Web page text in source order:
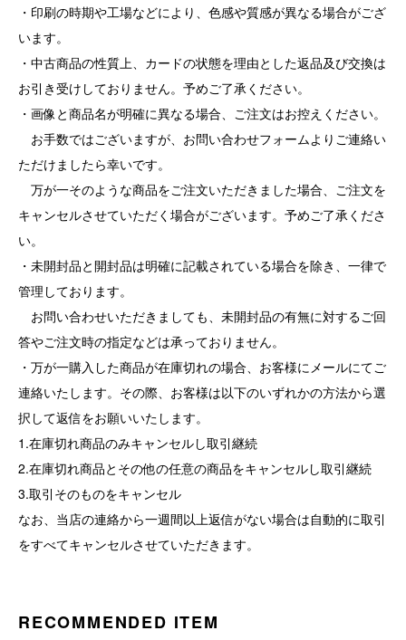
・印刷の時期や工場などにより、色感や質感が異なる場合がござ
います。
・中古商品の性質上、カードの状態を理由とした返品及び交換は
お引き受けしておりません。予めご了承ください。
・画像と商品名が明確に異なる場合、ご注文はお控えください。
お手数ではございますが、お問い合わせフォームよりご連絡い
ただけましたら幸いです。
万が一そのような商品をご注文いただきました場合、ご注文を
キャンセルさせていただく場合がございます。予めご了承くださ
い。
・未開封品と開封品は明確に記載されている場合を除き、一律で
管理しております。
お問い合わせいただきましても、未開封品の有無に対するご回
答やご注文時の指定などは承っておりません。
・万が一購入した商品が在庫切れの場合、お客様にメールにてご
連絡いたします。その際、お客様は以下のいずれかの方法から選
択して返信をお願いいたします。
1.在庫切れ商品のみキャンセルし取引継続
2.在庫切れ商品とその他の任意の商品をキャンセルし取引継続
3.取引そのものをキャンセル
なお、当店の連絡から一週間以上返信がない場合は自動的に取引
をすべてキャンセルさせていただきます。
RECOMMENDED ITEM